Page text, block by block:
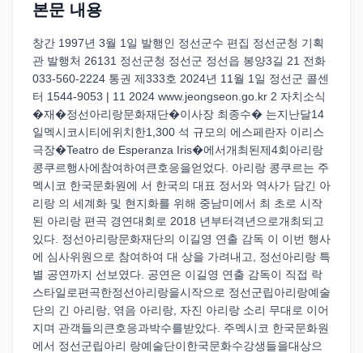
본문 내용
창간 1997년 3월 1일 발행인 정선군수 편집 정선군청 기획
관 발행처 26131 정선군청 정선군 정선읍 봉양3길 21 전화
033-560-2224 통권 제333호 2024년 11월 1일 정선군 콜센
터 1544-9053 | 11 2024 www.jeongseon.go.kr 2 자치소식
�재�정선아리랑문화재단�이사장 최종수� 는지난달14
일멕시코시티에위치한1,300 석 규모의 에스페란자 이리스
극장�Teatro de Esperanza Iris�에서개최된제4회아리랑
콩쿠르행사에참여하여큰호응을얻었다. 아리랑 콩쿠르는 주
멕시코 한국문화원에 서 한국의 대표 정서와 역사가 담긴 아
리랑 의 세계화 및 현지화를 위해 중남미에서 최 초로 시작
된 아리랑 편곡 경연대회로 2018 년부터격년으로개최되고
있다. 정선아리랑문화재단의 이길영 연출 감독 이 이번 행사
에 심사위원으로 참여하여 대 상을 가려내고, 정선아리랑 특
별 공연까지 선보였다. 공연은 이길영 연출 감독이 직접 락
스타일로편곡한정선아리랑을시작으로 정선군립아리랑예술
단의 긴 아리랑, 엮음 아리랑, 자진 아리랑 소리 무대로 이어
지며 관객들의큰호응과박수를받았다. 주멕시코 한국문화원
에서 정선군립아리 랑예술단이한국문화수강생들을대상으